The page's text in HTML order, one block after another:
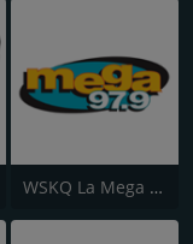
WSKQ La Mega 97.9 FM